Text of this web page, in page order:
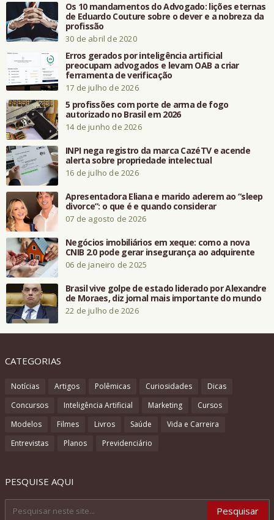
Os 10 mandamentos do Advogado: lições eternas
de Eduardo Couture sobre o dever e a nobreza da
profissão
30 de abril de 2020
Erros gerados por inteligência artificial
preocupam advogados e levam OAB a criar
ferramenta de verificação
17 de julho de 2026
5 profissões com porte de arma de fogo
autorizado no Brasil em 2026
14 de junho de 2026
INPI nega registro da marca CazéTV e acende
alerta sobre propriedade intelectual
16 de julho de 2026
Apresentadora Eliana e marido aderem ao “sleep
divorce”: o que é e quando considerar
07 de agosto de 2026
Negócios imobiliários em xeque: como a nova
CNIB 2.0 pode gerar insegurança ao adquirente
06 de janeiro de 2025
Brasil vive golpe de estado liderado por Alexandre
de Moraes, diz jornal mais importante do mundo
22 de julho de 2026
CATEGORIAS
Notícias Artigos Polêmicas Curiosidades
Dicas
Concursos
Inteligência Artificial Marketing
Cursos
Modelos
Filmes Livros Saúde
Vida e Carreira
Entrevistas
Planos Previdenciário
PESQUISE AQUI